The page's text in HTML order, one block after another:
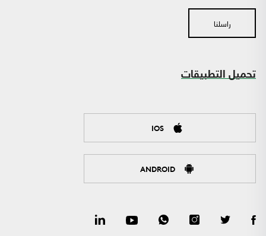
راسلنا
تحميل التطبيقات
IOS
ANDROID